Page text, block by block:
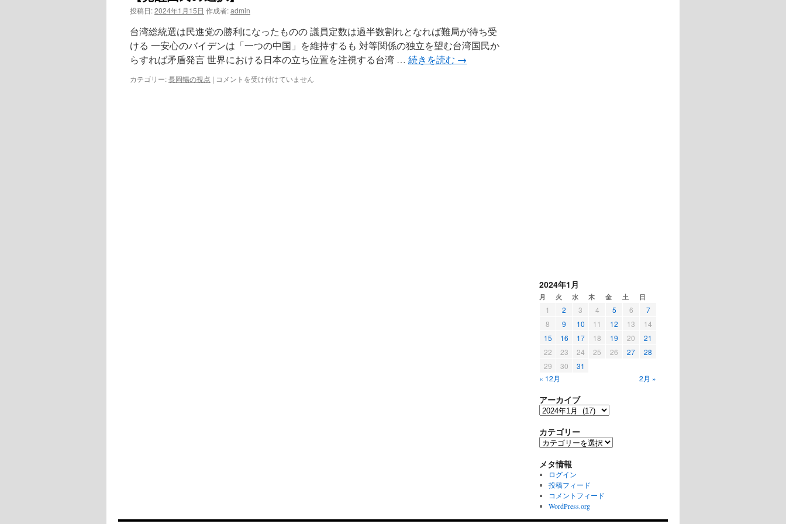
投稿日:2024年1月15日 作成者:admin
台湾総統選は民進党の勝利になったものの 議員定数は過半数割れとなれば難局が待ち受
ける 一安心のバイデンは「一つの中国」を維持するも 対等関係の独立を望む台湾国民か
らすれば矛盾発言 世界における日本の立ち位置を注視する台湾 … 続きを読む →
カテゴリー:長岡暢の視点 | 【覚
コメントを受け付けていません
2024年1月
月 火 水 木 金 土 日
1 2 3 4 5 6
7
8
9 10 11 12 13
14
15
16 17 18 19 20
21
22
23 24 25 26 27
28
29
30
31
« 12月
2月 »
アーカイブ
ア
カ
イ
カテゴリー
カ
ゴ
リ
ー
メタ情報
ログイン
投稿フィード
コメントフィード
WordPress.org